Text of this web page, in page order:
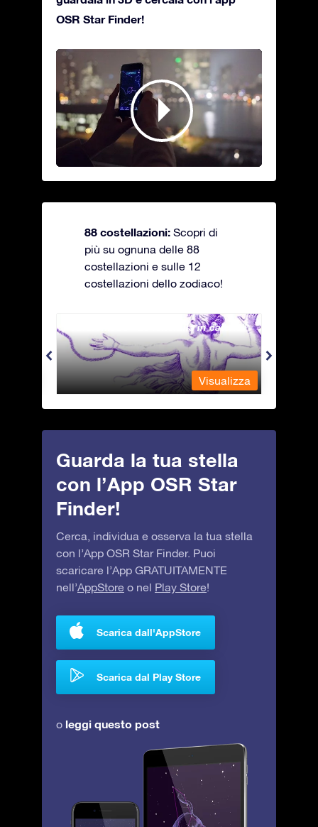
OSR Star Finder!
88 costellazioni: Scopri di
più su ognuna delle 88
costellazioni e sulle 12
costellazioni dello zodiaco!
Andromeda - La fanciulla in catene
Visualizza
Guarda la tua stella
con l’App OSR Star
Finder!
Cerca, individua e osserva la tua stella
con l’App OSR Star Finder. Puoi
scaricare l’App GRATUITAMENTE
nell’AppStore o nel Play Store!
Scarica dall'AppStore
Scarica dal Play Store
o leggi questo post